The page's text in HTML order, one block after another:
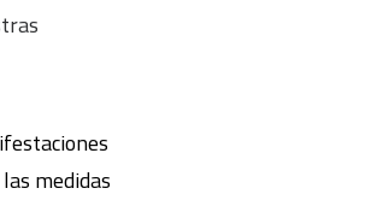
medidas